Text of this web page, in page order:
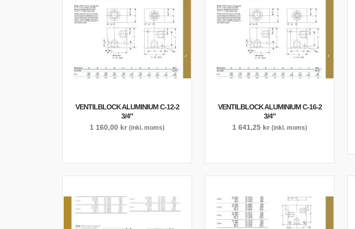
VENTILBLOCK ALUMINIUM C-12-2
3/4″
1 160,00 kr (inkl. moms)
VENTILBLOCK ALUMINIUM C-16-2
3/4″
1 641,25 kr (inkl. moms)